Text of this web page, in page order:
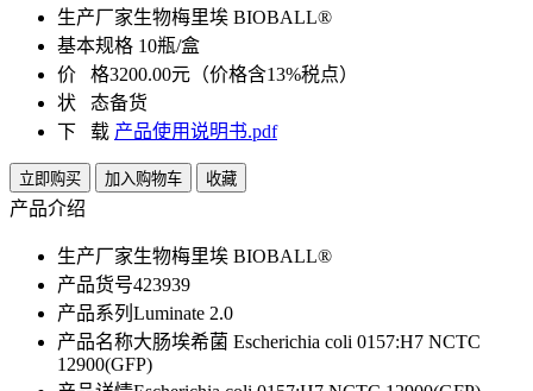
生产厂家生物梅里埃 BIOBALL®
基本规格 10瓶/盒
价 格3200.00元（价格含13%税点）
状 态备货
下 载 产品使用说明书.pdf
立即购买 加入购物车 收藏
产品介绍
生产厂家生物梅里埃 BIOBALL®
产品货号423939
产品系列 Luminate 2.0
产品名称大肠埃希菌 Escherichia coli 0157:H7 NCTC
12900(GFP)